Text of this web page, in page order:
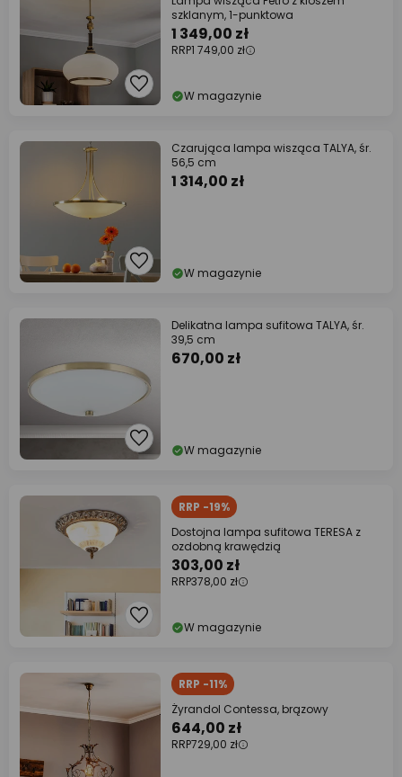
szklanym, 1-punktowa
1 349,00 zł
RRP1 749,00 zł
W magazynie
Czarująca lampa wisząca TALYA, śr.
56,5 cm
1 314,00 zł
W magazynie
Delikatna lampa sufitowa TALYA, śr.
39,5 cm
670,00 zł
W magazynie
RRP -19%
Dostojna lampa sufitowa TERESA z
ozdobną krawędzią
303,00 zł
RRP378,00 zł
W magazynie
RRP -11%
Żyrandol Contessa, brązowy
644,00 zł
RRP729,00 zł